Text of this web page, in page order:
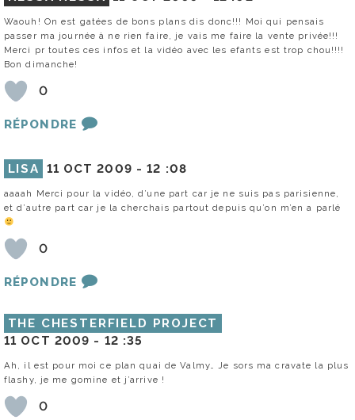
Waouh! On est gatées de bons plans dis donc!!! Moi qui pensais
passer ma journée à ne rien faire, je vais me faire la vente privée!!!
Merci pr toutes ces infos et la vidéo avec les efants est trop chou!!!!
Bon dimanche!
0
RÉPONDRE
LISA 11 OCT 2009 -12 :08
aaaah Merci pour la vidéo, d’une part car je ne suis pas parisienne,
et d’autre part car je la cherchais partout depuis qu’on m’en a parlé
0
RÉPONDRE
THE CHESTERFIELD PROJECT
11 OCT 2009 - 12 :35
Ah, il est pour moi ce plan quai de Valmy… Je sors ma cravate la plus
flashy, je me gomine et j’arrive !
0